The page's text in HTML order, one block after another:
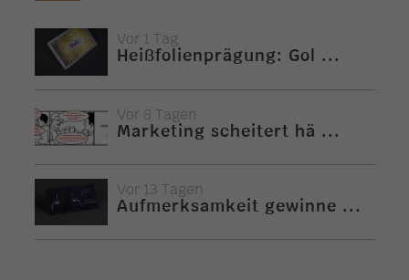
Vor 1 Tag
Heißfolienprägung: Gol ...
Vor 8 Tagen
Marketing scheitert hä ...
Vor 13 Tagen
Aufmerksamkeit gewinne ...